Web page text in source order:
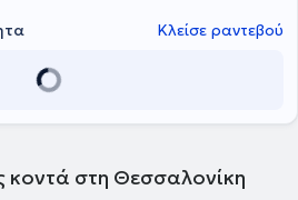
Κλείσε ραντεβού
κοντά στη Θεσσαλονίκη